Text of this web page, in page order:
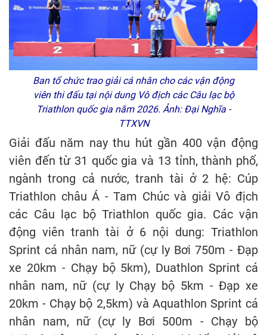
Ban tổ chức trao giải cá nhân cho các vận động
viên thi đấu tại nội dung Vô địch các Câu lạc bộ
Triathlon quốc gia năm 2026. Ảnh: Đại Nghĩa -
TTXVN
Giải đấu năm nay thu hút gần 400 vận động
viên đến từ 31 quốc gia và 13 tỉnh, thành phố,
ngành trong cả nước, tranh tài ở 2 hệ: Cúp
Triathlon châu Á - Tam Chúc và giải Vô địch
các Câu lạc bộ Triathlon quốc gia. Các vận
động viên tranh tài ở 6 nội dung: Triathlon
Sprint cá nhân nam, nữ (cự ly Bơi 750m - Đạp
xe 20km - Chạy bộ 5km), Duathlon Sprint cá
nhân nam, nữ (cự ly Chạy bộ 5km - Đạp xe
20km - Chạy bộ 2,5km) và Aquathlon Sprint cá
nhân nam, nữ (cự ly Bơi 500m - Chạy bộ